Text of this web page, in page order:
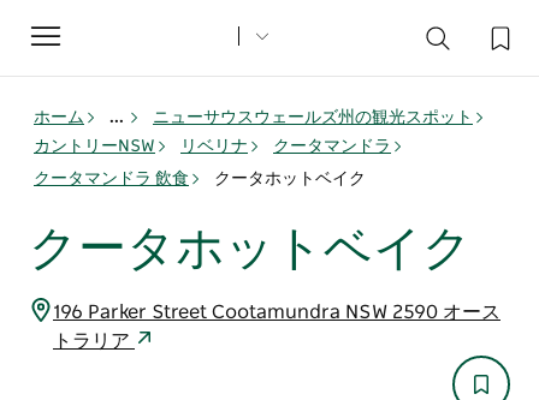
Toggle
navigation
ホーム ...
ニューサウスウェールズ州の観光スポット
カントリーNSW
リベリナ
クータマンドラ
クータマンドラ 飲食
クータホットベイク
クータホットベイク
196 Parker Street Cootamundra NSW 2590 オース
トラリア